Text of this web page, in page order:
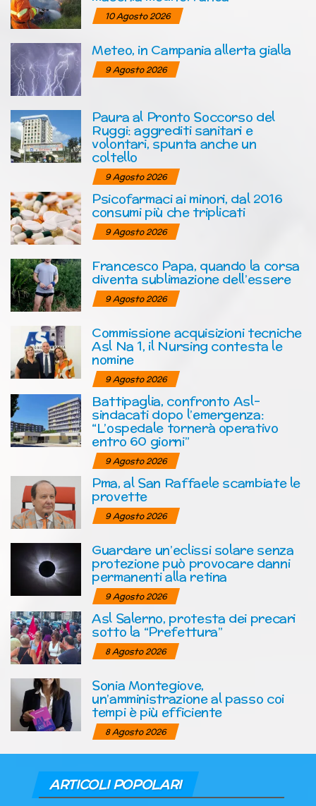
10 Agosto 2026
Meteo, in Campania allerta gialla
9 Agosto 2026
Paura al Pronto Soccorso del
Ruggi: aggrediti sanitari e
volontari, spunta anche un
coltello
9 Agosto 2026
Psicofarmaci ai minori, dal 2016
consumi più che triplicati
9 Agosto 2026
Francesco Papa, quando la corsa
diventa sublimazione dell’essere
9 Agosto 2026
Commissione acquisizioni tecniche
Asl Na 1, il Nursing contesta le
nomine
9 Agosto 2026
Battipaglia, confronto Asl-
sindacati dopo l’emergenza:
“L’ospedale tornerà operativo
entro 60 giorni”
9 Agosto 2026
Pma, al San Raffaele scambiate le
provette
9 Agosto 2026
Guardare un’eclissi solare senza
protezione può provocare danni
permanenti alla retina
9 Agosto 2026
Asl Salerno, protesta dei precari
sotto la “Prefettura”
8 Agosto 2026
Sonia Montegiove,
un’amministrazione al passo coi
tempi è più efficiente
8 Agosto 2026
ARTICOLI POPOLARI